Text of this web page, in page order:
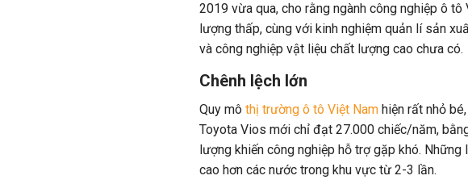
2019 vừa qua, cho rằng ngành công nghiệp ô
lượng thấp, cùng với kinh nghiệm quản lí sản
và công nghiệp vật liệu chất lượng cao chưa có.
Chênh lệch lớn
Quy mô thị trường ô tô Việt Nam hiện rất nhỏ
Toyota Vios mới chỉ đạt 27.000 chiếc/năm,
lượng khiến công nghiệp hỗ trợ gặp khó.
cao hơn các nước trong khu vực từ 2-3 lần.